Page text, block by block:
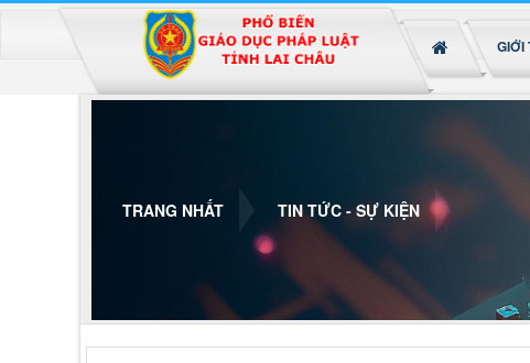
GIỚI
TRANG NHẤT TIN TỨC - SỰ KIỆN
Đã kết nối EMC